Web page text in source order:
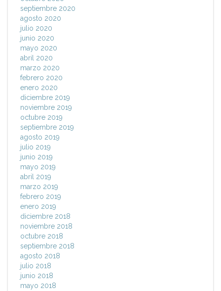
septiembre 2020
agosto 2020
julio 2020
junio 2020
mayo 2020
abril 2020
marzo 2020
febrero 2020
enero 2020
diciembre 2019
noviembre 2019
octubre 2019
septiembre 2019
agosto 2019
julio 2019
junio 2019
mayo 2019
abril 2019
marzo 2019
febrero 2019
enero 2019
diciembre 2018
noviembre 2018
octubre 2018
septiembre 2018
agosto 2018
julio 2018
junio 2018
mayo 2018